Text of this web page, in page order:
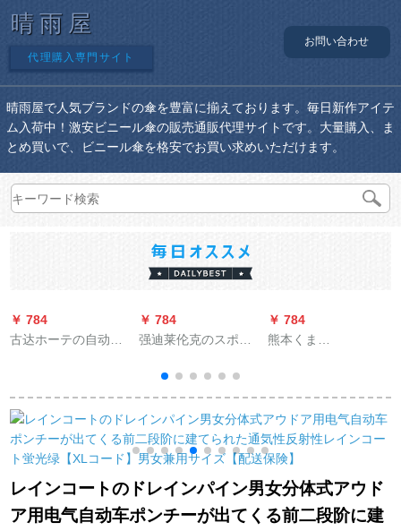
晴雨屋
代理購入専門サイト
お問い合わせ
晴雨屋で人気ブランドの傘を豊富に揃えております。毎日新作アイテ
ム入荷中！激安ビニール傘の販売通販代理サイトです。大量購入、ま
とめ買いで、ビニール傘を格安でお買い求めいただけます。
￥ 784
古达ホーテの自动伞
用伞カバマシンは
LOGOカスケードG
22の新型ステアリン
グ420*260*760 MM
を印刷します。
￥ 784
强迪莱伦克のスポー
自転车のバトミント
ン自転车の男女屋外
大人のウォーキング
キングキング旅行大
帽子のひさちゃんレ
ーンコトレー児童学
生ファンシー骑行ポ
ン白XL
￥ 784
熊本くま
たたみパソル晴雨兼
用日傘紫外線超強い
日焼け止めアメメ学
生傘白米-日焼け止め
ベアーマット
レインコートのドレインパイン男女分体式アウド
ア用电气自动车ポンチーが出てくる前二段阶に建